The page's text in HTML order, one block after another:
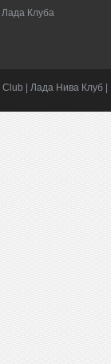
Клуба
| Лада Нива Клуб |